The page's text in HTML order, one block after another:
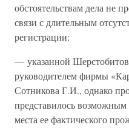
обстоятельствам дела не
связи с длительным
регистрации:
— указанной
руководителем фирмы
Сотникова Г.И., однако
представилось возможным
места ее фактического